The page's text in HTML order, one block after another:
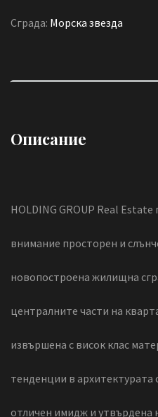
Сграда: Морска звезда
Описание
HOLDING GROUP Real
внимание просторен и
новопостроена жилищна
централните части на
извършена с висок клас
тенденции в архитектурата
отличен имидж и утвърдена